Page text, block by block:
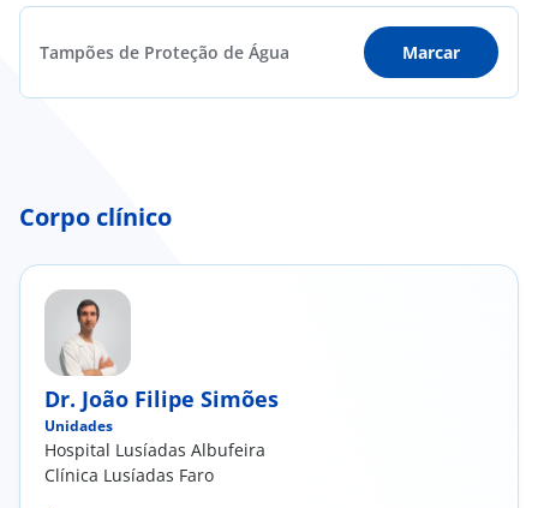
Tampões de Proteção de Água Marcar
Corpo clínico
Dr. João Filipe Simões
Unidades
Hospital Lusíadas Albufeira
Clínica Lusíadas Faro